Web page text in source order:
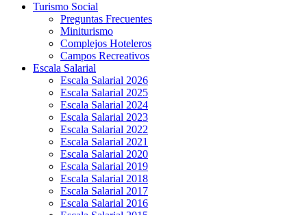
Turismo Social
Preguntas Frecuentes
Miniturismo
Complejos Hoteleros
Campos Recreativos
Escala Salarial
Escala Salarial 2026
Escala Salarial 2025
Escala Salarial 2024
Escala Salarial 2023
Escala Salarial 2022
Escala Salarial 2021
Escala Salarial 2020
Escala Salarial 2019
Escala Salarial 2018
Escala Salarial 2017
Escala Salarial 2016